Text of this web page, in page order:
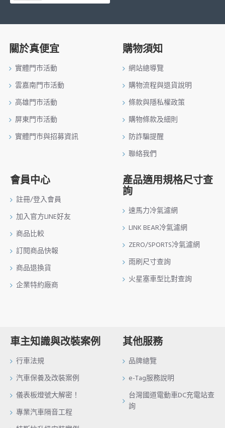
關於真便宜
實體門市活動
雲嘉南門市活動
高雄門市活動
屏東門市活動
實體門市與招募資訊
購物須知
網站總導覽
購物流程與退貨說明
條款與隱私權政策
購物條款及細則
防詐騙提醒
聯絡我們
會員中心
註冊/登入會員
加入官方LINE好友
商品比較
訂閱商品快報
商品退換貨
企業特約廠商
產品適用規格尺寸查
詢
速馬力冷氣濾網
LINK BEAR冷氣濾網
ZERO/SPORTS冷氣濾網
雨刷尺寸查詢
火星塞車型比對查詢
車主知識與改裝案例
行車法規
汽車保養及改裝案例
儀表板燈號大解密！
專業汽車隔音工程
其他服務
品牌總覽
e-Tag服務說明
台灣國道電動車DC充電站查
詢